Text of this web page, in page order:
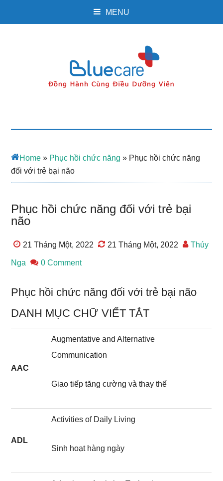
MENU
Home » Phục hồi chức năng » Phục hồi chức năng
đối với trẻ bại não
Phục hồi chức năng đối với trẻ bại
não
21 Tháng Một, 2022 21 Tháng Một, 2022 Thúy
Nga 0 Comment
Phục hồi chức năng đối với trẻ bại não
DANH MỤC CHỮ VIẾT TẮT
AAC
Augmentative and Alternative
Communication
Giao tiếp tăng cường và thay thế
ADL
Activities of Daily Living
Sinh hoạt hàng ngày